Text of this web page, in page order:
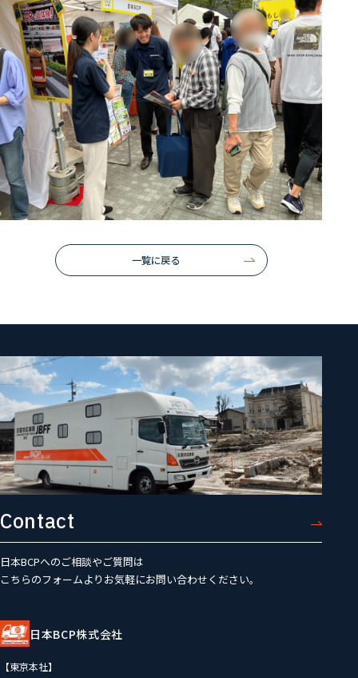
一覧に戻る
Contact
日本BCPへのご相談やご質問は
こちらのフォームよりお気軽にお問い合わせください。
日本BCP株式会社
【東京本社】